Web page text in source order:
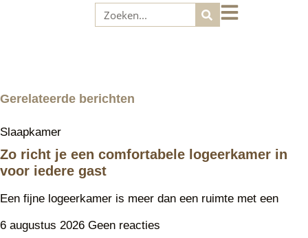
Gerelateerde berichten
Slaapkamer
Zo richt je een comfortabele logeerkamer in
voor iedere gast
Een fijne logeerkamer is meer dan een ruimte met een
6 augustus 2026 Geen reacties